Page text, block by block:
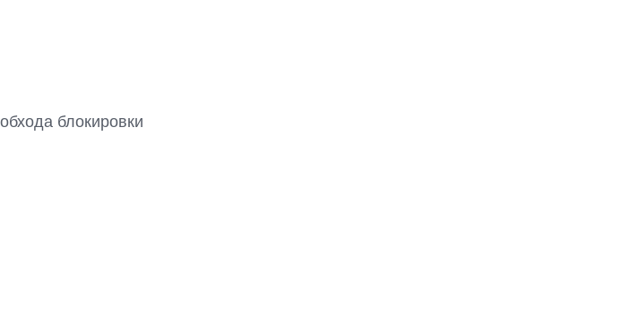
блокировки